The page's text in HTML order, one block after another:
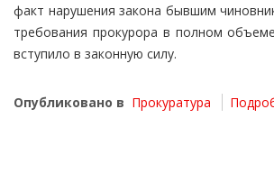
факт нарушения закона бывшим
требования прокурора в полном
вступило в законную силу.
Опубликовано в Прокуратура